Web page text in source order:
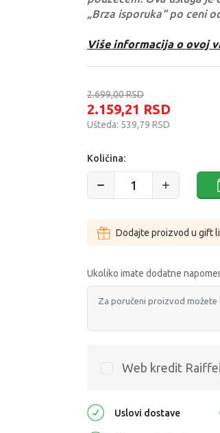
„Brza isporuka“ po ceni
Više informacija o ovoj
2.699,00RSD
2.159,21 RSD
Ušteda: 539,79 RSD
Količina:
Dodajte proizvod u gift
Ukoliko imate dodatne
Web kredit
Uslovi dostave